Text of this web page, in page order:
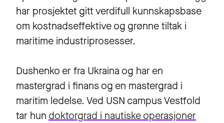
har prosjektet gitt verdifull kunnskapsbase
om kostnadseffektive og grønne tiltak i
maritime industriprosesser.
Dushenko er fra Ukraina og har en
mastergrad i finans og en mastergrad i
maritim ledelse. Ved USN campus Vestfold
tar hun doktorgrad i nautiske operasjoner